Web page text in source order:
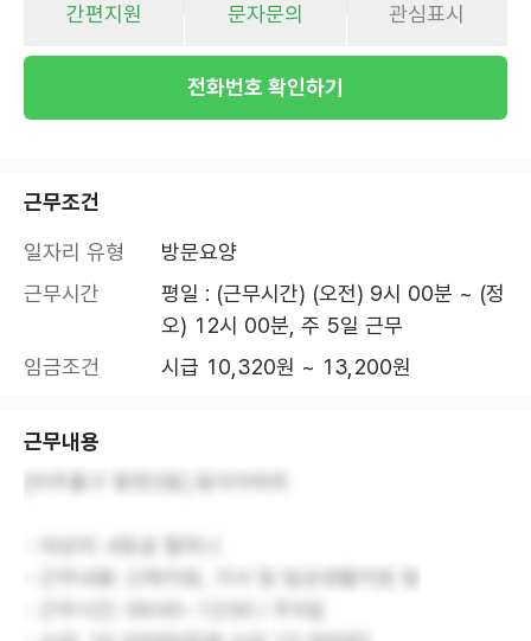
간편지원 문자문의 관심표시
전화번호 확인하기
근무조건
일자리 유형
방문요양
근무시간
평일 : (근무시간) (오전) 9시 00분 ~ (정
오) 12시 00분, 주 5일 근무
임금조건
시급 10,320원 ~ 13,200원
근무내용
[미추홀구 용현2동] 동아어파트